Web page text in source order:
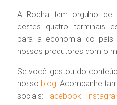
A Rocha tem orgulho de
destes quatro terminais
para a economia do
nossos produtores com o
Se você gostou do
nosso blog. Acompanhe
sociais: Facebook